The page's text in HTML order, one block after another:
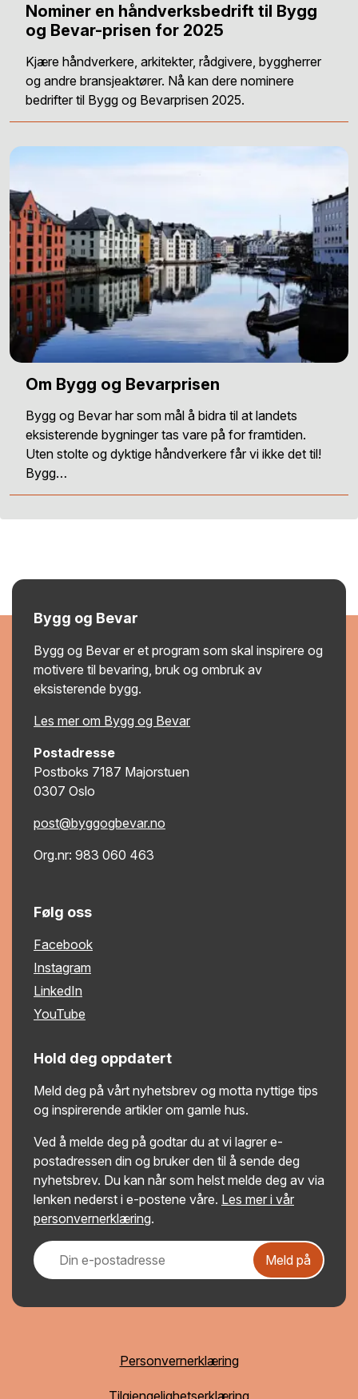
Nominer en håndverksbedrift til Bygg
og Bevar-prisen for 2025
Kjære håndverkere, arkitekter, rådgivere, byggherrer
og andre bransjeaktører. Nå kan dere nominere
bedrifter til Bygg og Bevarprisen 2025.
Om Bygg og Bevarprisen
Bygg og Bevar har som mål å bidra til at landets
eksisterende bygninger tas vare på for framtiden.
Uten stolte og dyktige håndverkere får vi ikke det til!
Bygg…
Bygg og Bevar
Bygg og Bevar er et program som skal inspirere og
motivere til bevaring, bruk og ombruk av
eksisterende bygg.
Les mer om Bygg og Bevar
Postadresse
Postboks 7187 Majorstuen
0307 Oslo
post@byggogbevar.no
Org.nr: 983 060 463
Følg oss
Facebook
Instagram
LinkedIn
YouTube
Hold deg oppdatert
Meld deg på vårt nyhetsbrev og motta nyttige tips
og inspirerende artikler om gamle hus.
Ved å melde deg på godtar du at vi lagrer e-
postadressen din og bruker den til å sende deg
nyhetsbrev. Du kan når som helst melde deg av via
lenken nederst i e-postene våre. Les mer i vår
personvernerklæring.
Meld på
Personvernerklæring
Tilgjengelighetserklæring